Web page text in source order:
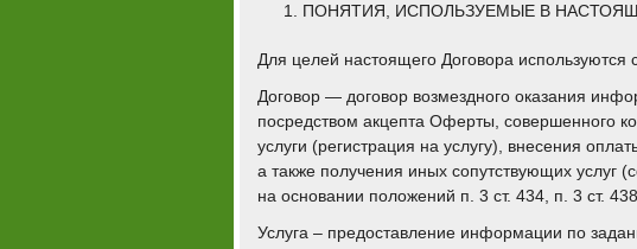
ПОНЯТИЯ, ИСПОЛЬЗУЕМЫЕ В
Для целей настоящего Договора
Договор — договор возмездного оказания
посредством акцепта Оферты, совершенного
услуги (регистрация на услугу), внесения
а также получения иных сопутствующих услуг
на основании положений п. 3 ст. 434, п. 3 ст.
Услуга – предоставление информации по